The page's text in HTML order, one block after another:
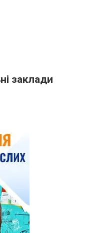
заклади